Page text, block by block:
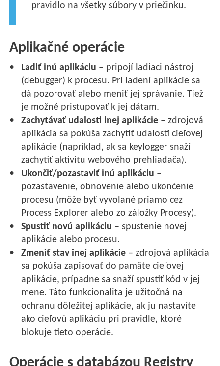
pravidlo na všetky súbory v priečinku.
Aplikačné operácie
Ladiť inú aplikáciu – pripojí ladiaci nástroj
(debugger) k procesu. Pri ladení aplikácie sa
dá pozorovať alebo meniť jej správanie. Tiež
je možné pristupovať k jej dátam.
Zachytávať udalosti inej aplikácie – zdrojová
aplikácia sa pokúša zachytiť udalosti cieľovej
aplikácie (napríklad, ak sa keylogger snaží
zachytiť aktivitu webového prehliadača).
Ukončiť/pozastaviť inú aplikáciu –
pozastavenie, obnovenie alebo ukončenie
procesu (môže byť vyvolané priamo cez
Process Explorer alebo zo záložky Procesy).
Spustiť novú aplikáciu – spustenie novej
aplikácie alebo procesu.
Zmeniť stav inej aplikácie – zdrojová aplikácia
sa pokúša zapisovať do pamäte cieľovej
aplikácie, prípadne sa snaží spustiť kód v jej
mene. Táto funkcionalita je užitočná na
ochranu dôležitej aplikácie, ak ju nastavíte
ako cieľovú aplikáciu pri pravidle, ktoré
blokuje tieto operácie.
Operácie s databázou Registry